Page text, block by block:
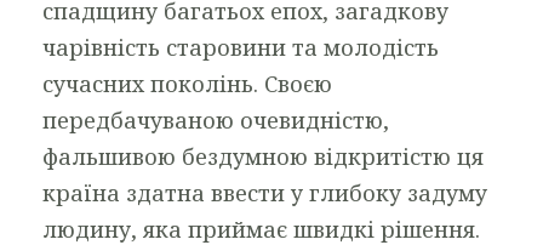
спадщину багатьох епох, загадкову
чарівність старовини та молодість
сучасних поколінь. Своєю
передбачуваною очевидністю,
фальшивою бездумною відкритістю ця
країна здатна ввести у глибоку задуму
людину, яка приймає швидкі рішення.